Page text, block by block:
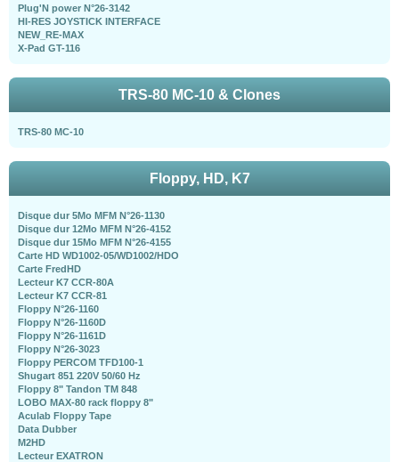
Plug'N power N°26-3142
HI-RES JOYSTICK INTERFACE
NEW_RE-MAX
X-Pad GT-116
TRS-80 MC-10 & Clones
TRS-80 MC-10
Floppy, HD, K7
Disque dur 5Mo MFM N°26-1130
Disque dur 12Mo MFM N°26-4152
Disque dur 15Mo MFM N°26-4155
Carte HD WD1002-05/WD1002/HDO
Carte FredHD
Lecteur K7 CCR-80A
Lecteur K7 CCR-81
Floppy N°26-1160
Floppy N°26-1160D
Floppy N°26-1161D
Floppy N°26-3023
Floppy PERCOM TFD100-1
Shugart 851 220V 50/60 Hz
Floppy 8" Tandon TM 848
LOBO MAX-80 rack floppy 8"
Aculab Floppy Tape
Data Dubber
M2HD
Lecteur EXATRON